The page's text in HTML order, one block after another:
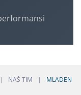
NAŠ TIM
MLADEN